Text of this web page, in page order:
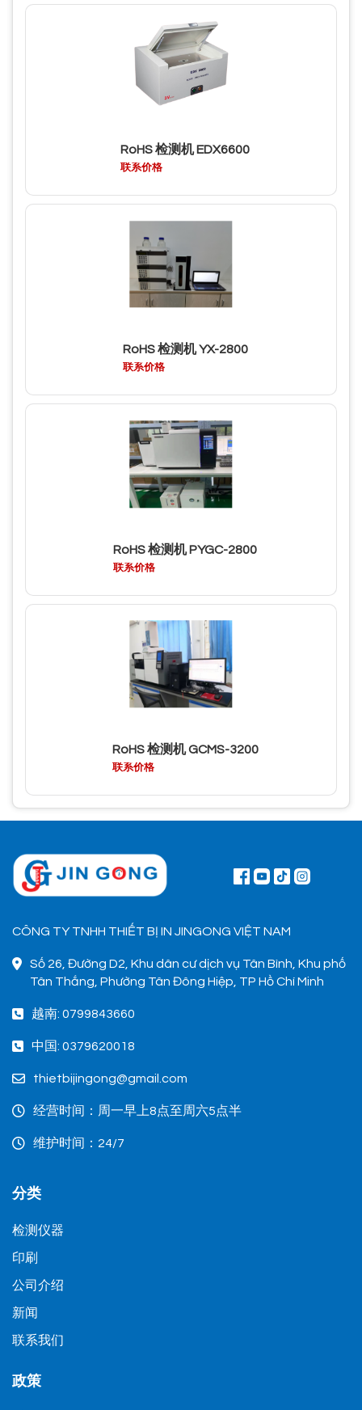
RoHS 检测机 EDX6600
联系价格
RoHS 检测机 YX-2800
联系价格
RoHS 检测机 PYGC-2800
联系价格
RoHS 检测机 GCMS-3200
联系价格
CÔNG TY TNHH THIẾT BỊ IN JINGONG VIỆT NAM
Số 26, Đường D2, Khu dân cư dịch vụ Tân Bình, Khu phố
Tân Thắng, Phường Tân Đông Hiệp, TP Hồ Chí Minh
越南: 0799843660
中国: 0379620018
thietbijingong@gmail.com
经营时间：周一早上8点至周六5点半
维护时间：24/7
分类
检测仪器
印刷
公司介绍
新闻
联系我们
政策